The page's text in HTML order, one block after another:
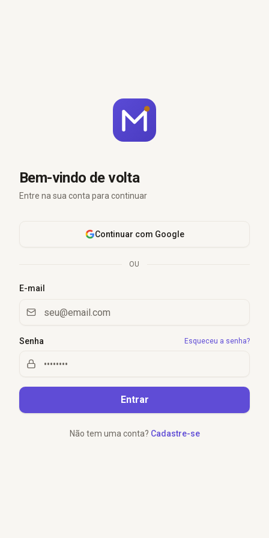
Bem-vindo de volta
Entre na sua conta para continuar
Continuar com Google
OU
E-mail
Senha Esqueceu a senha?
Entrar
Não tem uma conta? Cadastre-se